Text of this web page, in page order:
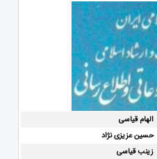
الهام قیاسی
حسین عزیزی نژاد
زینب قیاسی